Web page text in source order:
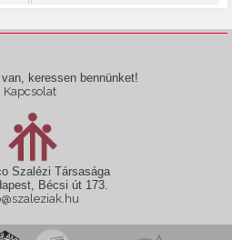
keressen bennünket!
Kapcsolat
Szalézi Társasága
Bécsi út 173.